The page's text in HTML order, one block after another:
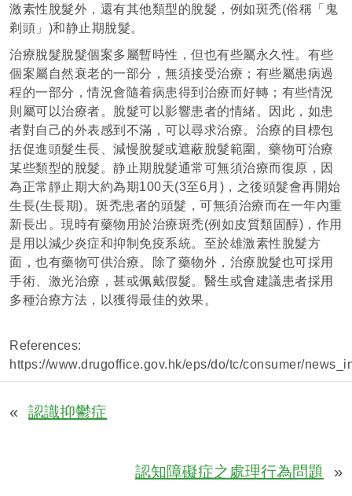
激素性脫髮外，還有其他類型的脫髮，例如斑禿(俗稱「鬼
剃頭」)和静止期脫髮。
治療脫髮脫髮個案多屬暫時性，但也有些屬永久性。有些
個案屬自然衰老的一部分，無須接受治療；有些屬患病過
程的一部分，情況會隨着病患得到治療而好轉；有些情況
則屬可以治療者。脫髮可以影響患者的情緒。因此，如患
者對自己的外表感到不滿，可以尋求治療。治療的目標包
括促進頭髮生長、減慢脫髮或遮蔽脫髮範圍。藥物可治療
某些類型的脫髮。静止期脫髮通常可無須治療而復原，因
為正常靜止期大約為期100天(3至6月)，之後頭髮會再開始
生長(生長期)。斑禿患者的頭髮，可無須治療而在一年內重
新長出。現時有藥物用於治療斑禿(例如皮質類固醇)，作用
是用以減少炎症和抑制免疫系統。至於雄激素性脫髮方
面，也有藥物可供治療。除了藥物外，治療脫髮也可採用
手術、激光治療，甚或佩戴假髮。醫生或會建議患者採用
多種治療方法，以獲得最佳的效果。
References:
https://www.drugoffice.gov.hk/eps/do/tc/consumer/
« 認識抑鬱症
認知障礙症之處理行為問題 »